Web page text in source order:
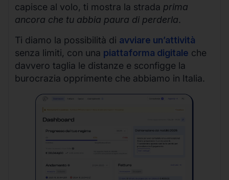
capisce al volo, ti mostra la strada prima
ancora che tu abbia paura di perderla.
Ti diamo la possibilità di avviare un’attività
senza limiti, con una piattaforma digitale che
davvero taglia le distanze e sconfigge la
burocrazia opprimente che abbiamo in Italia.